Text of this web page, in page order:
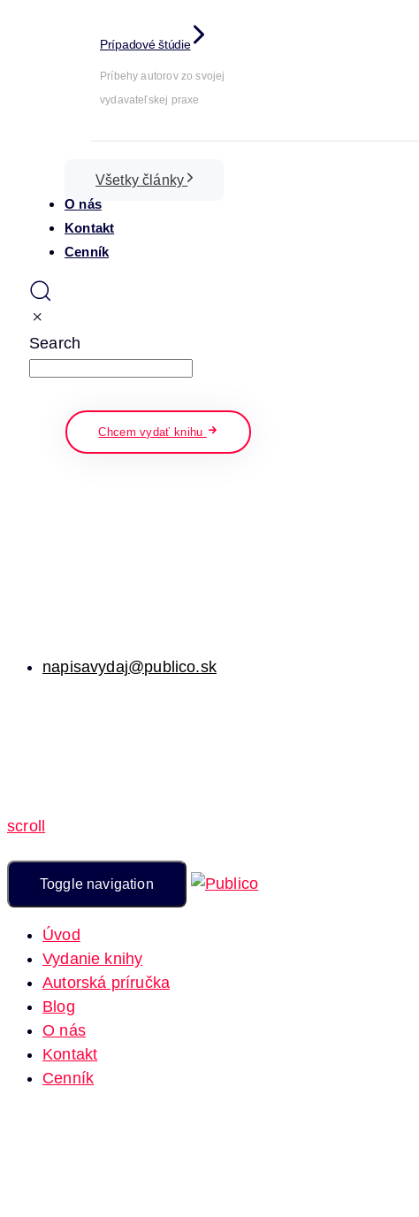
Prípadové štúdie
Príbehy autorov zo svojej
vydavateľskej praxe
Všetky články
O nás
Kontakt
Cenník
Search
Chcem vydať knihu
napisavydaj@publico.sk
scroll
Toggle navigation
Úvod
Vydanie knihy
Autorská príručka
Blog
O nás
Kontakt
Cenník